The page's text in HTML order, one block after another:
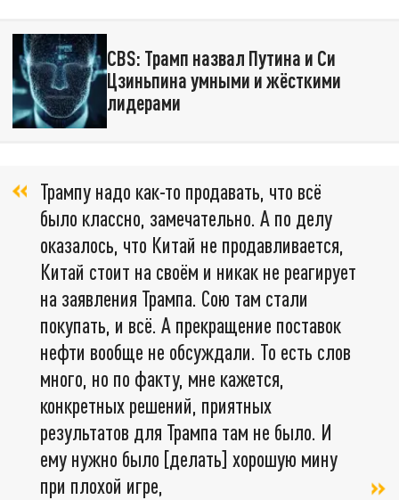
CBS: Трамп назвал Путина и Си
Цзиньпина умными и жёсткими
лидерами
Трампу надо как-то продавать, что всё
было классно, замечательно. А по делу
оказалось, что Китай не продавливается,
Китай стоит на своём и никак не реагирует
на заявления Трампа. Сою там стали
покупать, и всё. А прекращение поставок
нефти вообще не обсуждали. То есть слов
много, но по факту, мне кажется,
конкретных решений, приятных
результатов для Трампа там не было. И
ему нужно было [делать] хорошую мину
при плохой игре,